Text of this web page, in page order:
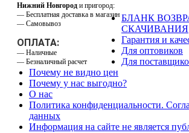
Нижний Новгород и пригород:
— Бесплатная доставка в магазин
— Самовывоз
ОПЛАТА:
— Наличные
— Безналичный расчет
БЛАНК
СКАЧИВАНИЯ
Гарантия и
Для оптовиков
Для
Почему не видно цен
Почему у нас выгодно?
О нас
Политика конфиденциальности.
данных
Информация на сайте не является